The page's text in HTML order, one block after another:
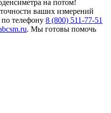
на потом!
ваших измерений
телефону 8 (800) 511-77-51
. Мы готовы помочь